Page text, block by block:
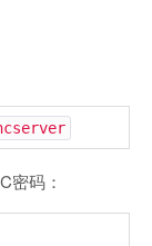
密码：